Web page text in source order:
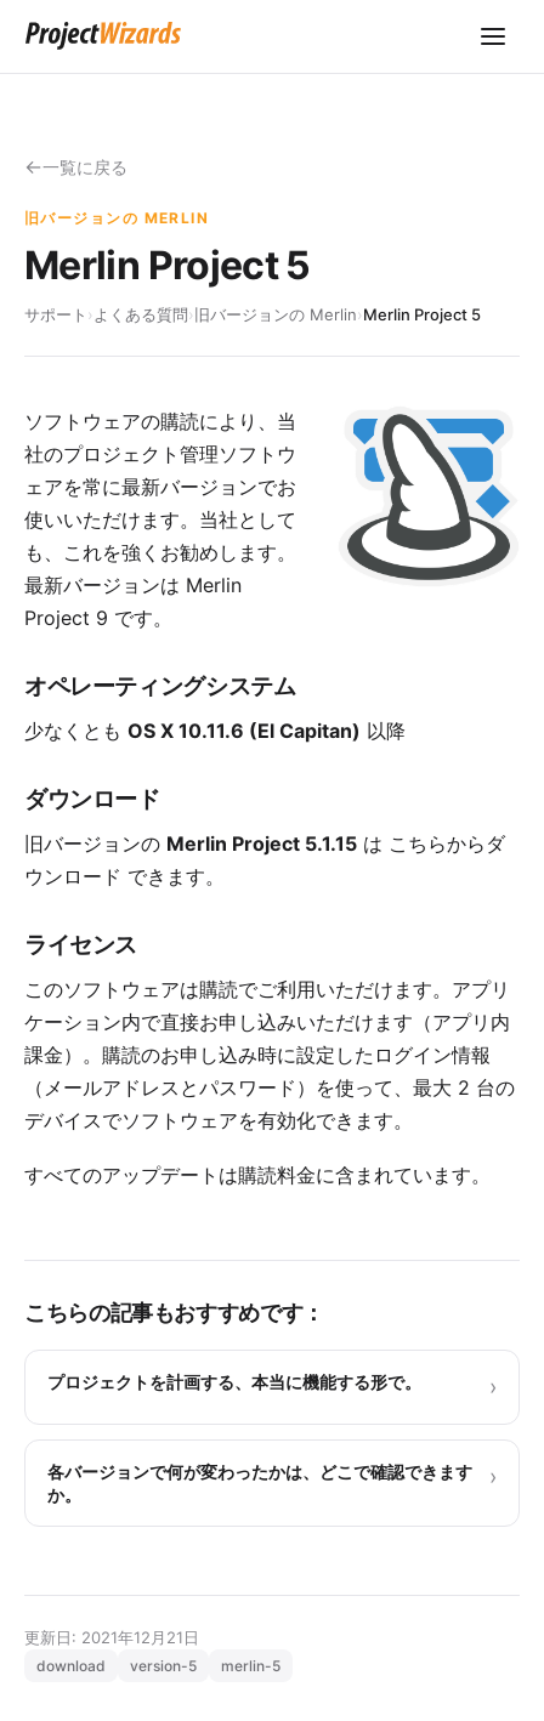
一覧に戻る
旧バージョンの MERLIN
Merlin Project 5
サポート › よくある質問›旧バージョンの Merlin›Merlin Project 5
ソフトウェアの購読により、当
社のプロジェクト管理ソフトウ
ェアを常に最新バージョンでお
使いいただけます。当社として
も、これを強くお勧めします。
最新バージョンは Merlin
Project 9 です。
オペレーティングシステム
少なくとも OS X 10.11.6 (El Capitan) 以降
ダウンロード
旧バージョンの Merlin Project 5.1.15 は こちらからダ
ウンロード できます。
ライセンス
このソフトウェアは購読でご利用いただけます。アプリ
ケーション内で直接お申し込みいただけます（アプリ内
課金）。購読のお申し込み時に設定したログイン情報
（メールアドレスとパスワード）を使って、最大 2 台の
デバイスでソフトウェアを有効化できます。
すべてのアップデートは購読料金に含まれています。
こちらの記事もおすすめです：
プロジェクトを計画する、本当に機能する形で。 ›
各バージョンで何が変わったかは、どこで確認できます
か。
›
更新日: 2021年12月21日
download version-5 merlin-5